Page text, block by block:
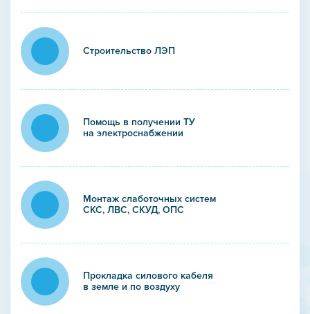
Строительство ЛЭП
Помощь в получении ТУ
на электроснабжении
Монтаж слаботочных систем
СКС, ЛВС, СКУД, ОПС
Прокладка силового кабеля
в земле и по воздуху